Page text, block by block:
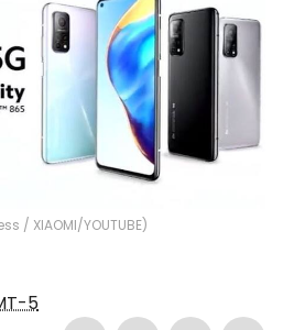
/ XIAOMI/YOUTUBE)
5